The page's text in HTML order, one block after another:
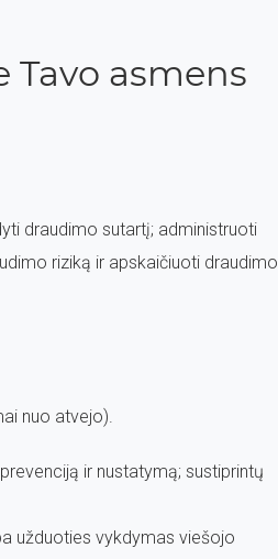
asmens
draudimo sutartį; administruoti
riziką ir apskaičiuoti draudimo
nuo atvejo).
ir nustatymą; sustiprintų
užduoties vykdymas viešojo